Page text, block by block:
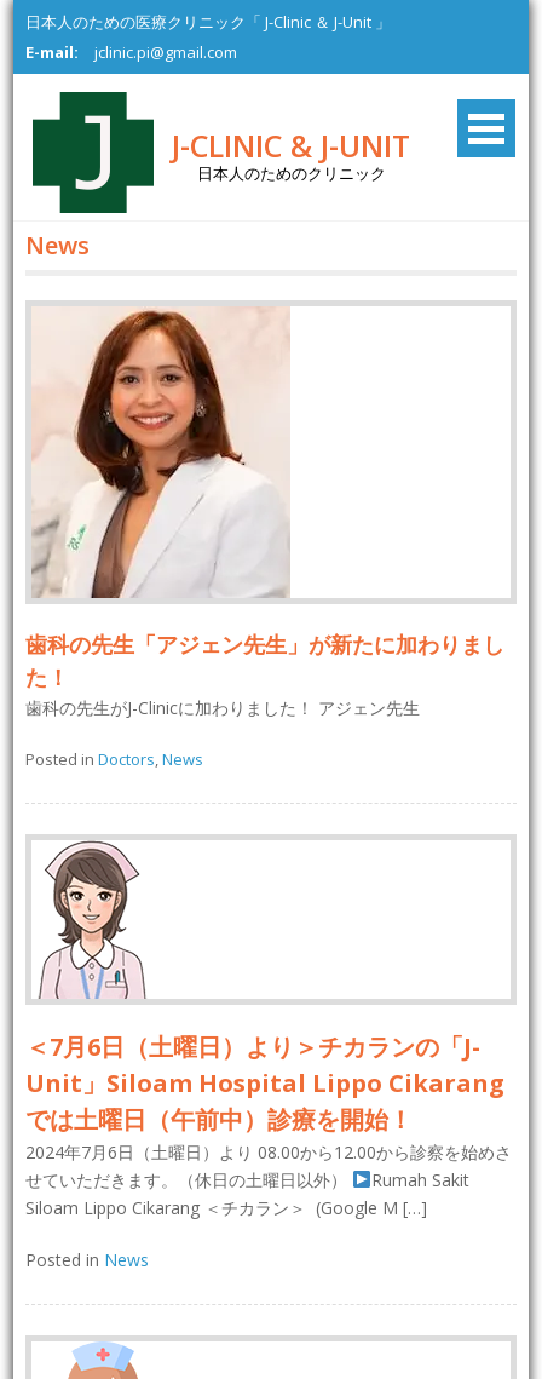
Skip
content
日本人のための医療クリニック「 J-Clinic ＆ J-Unit 」
E-mail:
jclinic.pi@gmail.com
J-CLINIC & J-UNIT
日本人のためのクリニック
News
歯科の先生「アジェン先生」が新たに加わりまし
た！
歯科の先生がJ-Clinicに加わりました！ アジェン先生
Posted inDoctors,News
＜7月6日（土曜日）より＞チカランの「J-
Unit」Siloam Hospital Lippo Cikarang
では土曜日（午前中）診療を開始！
2024年7月6日（土曜日）より 08.00から12.00から診察を始めさ
せていただきます。（休日の土曜日以外）
Rumah Sakit
Siloam Lippo Cikarang ＜チカラン＞ (Google M […]
Posted in News